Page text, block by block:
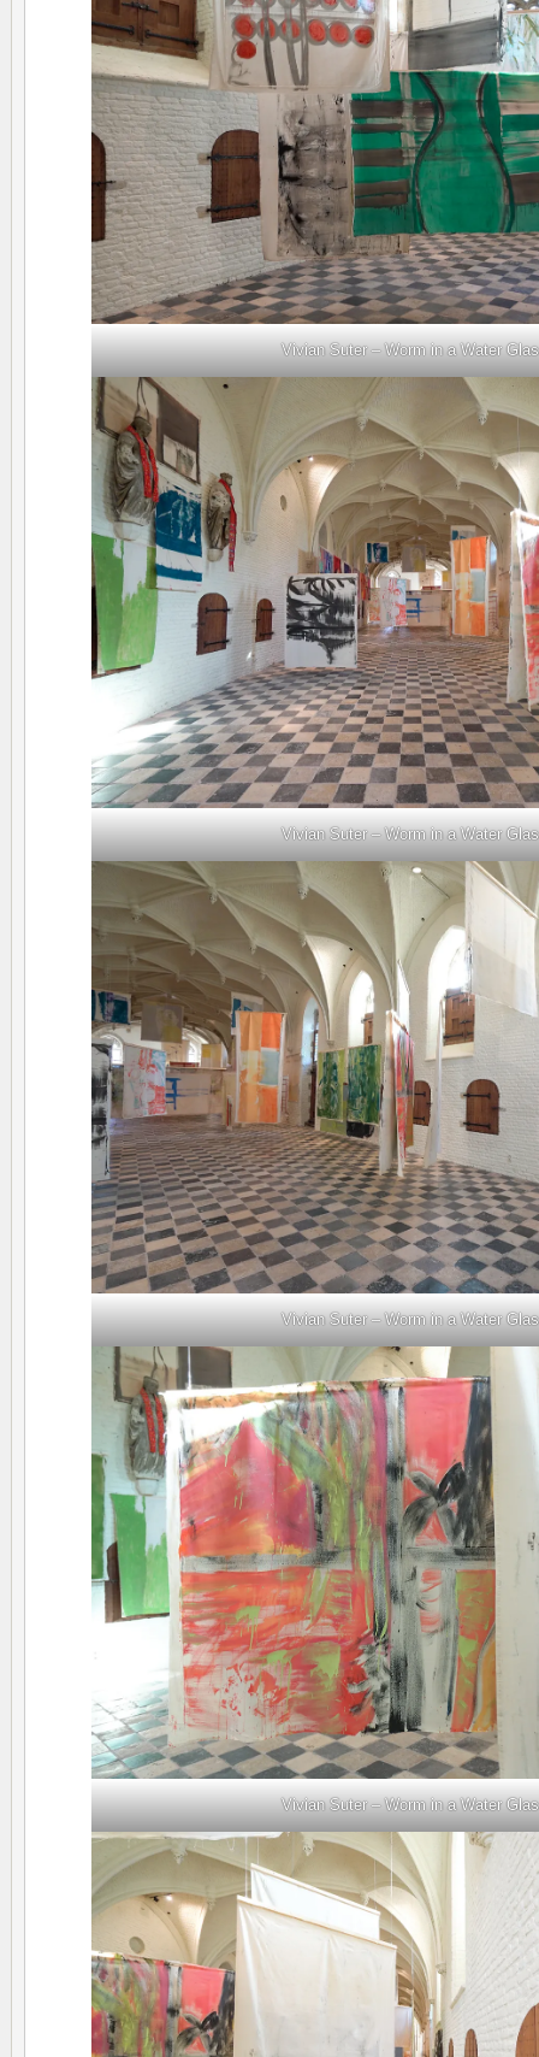
Vivian Suter – Worm in a Water
Vivian Suter – Worm in a Water
Vivian Suter – Worm in a Water
Vivian Suter – Worm in a Water